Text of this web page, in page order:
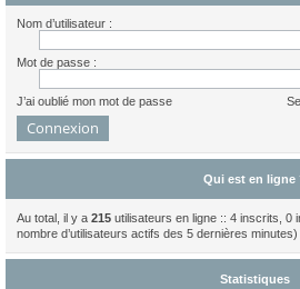
Nom d’utilisateur :
Mot de passe :
J’ai oublié mon mot de passe
Qui est en ligne
Au total, il y a 215 utilisateurs en ligne :: 4 inscrits, 0
nombre d’utilisateurs actifs des 5 dernières minutes)
Statistiques